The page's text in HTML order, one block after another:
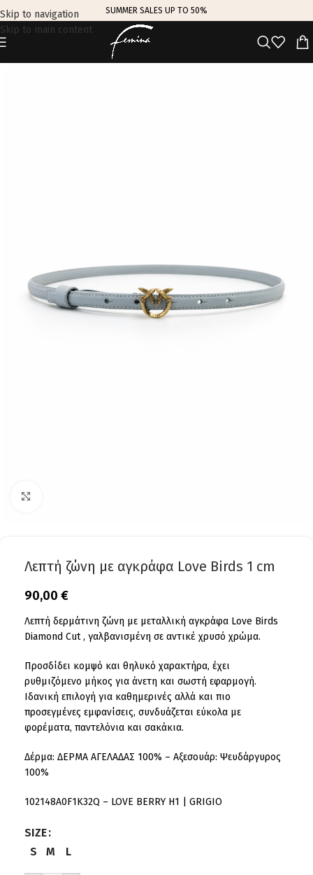
Skip to navigation
Skip to main content
SUMMER SALES UP TO 50%
Λεπτή ζώνη με αγκράφα Love Birds 1 cm
90,00 €
Λεπτή δερμάτινη ζώνη με μεταλλική αγκράφα Love Birds
Diamond Cut , γαλβανισμένη σε αντικέ χρυσό χρώμα.
Προσδίδει κομψό και θηλυκό χαρακτήρα, έχει
ρυθμιζόμενο μήκος για άνετη και σωστή εφαρμογή.
Ιδανική επιλογή για καθημερινές αλλά και πιο
προσεγμένες εμφανίσεις, συνδυάζεται εύκολα με
φορέματα, παντελόνια και σακάκια.
Δέρμα: ΔΕΡΜΑ ΑΓΕΛΑΔΑΣ 100% – Αξεσουάρ: Ψευδάργυρος
100%
102148A0F1K32Q – LOVE BERRY H1 | GRIGIO
SIZE
S
M L